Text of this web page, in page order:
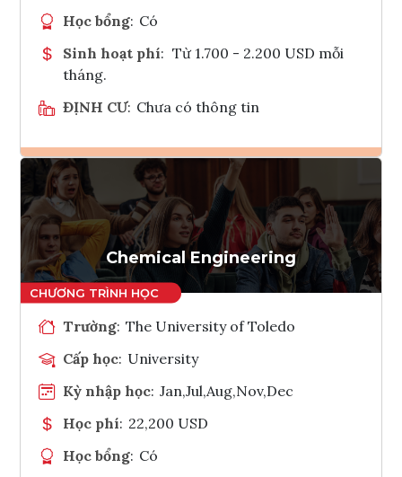
Học bổng: Có
Sinh hoạt phí: Từ 1.700 - 2.200 USD mỗi
tháng.
ĐỊNH CƯ: Chưa có thông tin
Ghi danh
Tham vấn Interlink
Chemical Engineering
Trường: The University of Toledo
Cấp học: University
Kỳ nhập học: Jan,Jul,Aug,Nov,Dec
Học phí: 22,200 USD
Học bổng: Có